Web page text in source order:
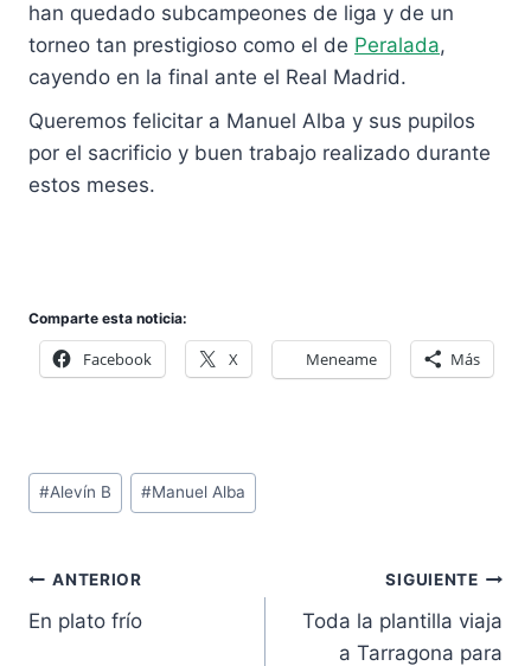
han quedado subcampeones de liga y de un
torneo tan prestigioso como el de Peralada,
cayendo en la final ante el Real Madrid.
Queremos felicitar a Manuel Alba y sus pupilos
por el sacrificio y buen trabajo realizado durante
estos meses.
Comparte esta noticia:
Facebook X Meneame Más
Etiquetas
de
entrada:
#Alevín B #Manuel Alba
Navegación
de
ANTERIOR
En plato frío
SIGUIENTE
Toda la plantilla viaja
a Tarragona para